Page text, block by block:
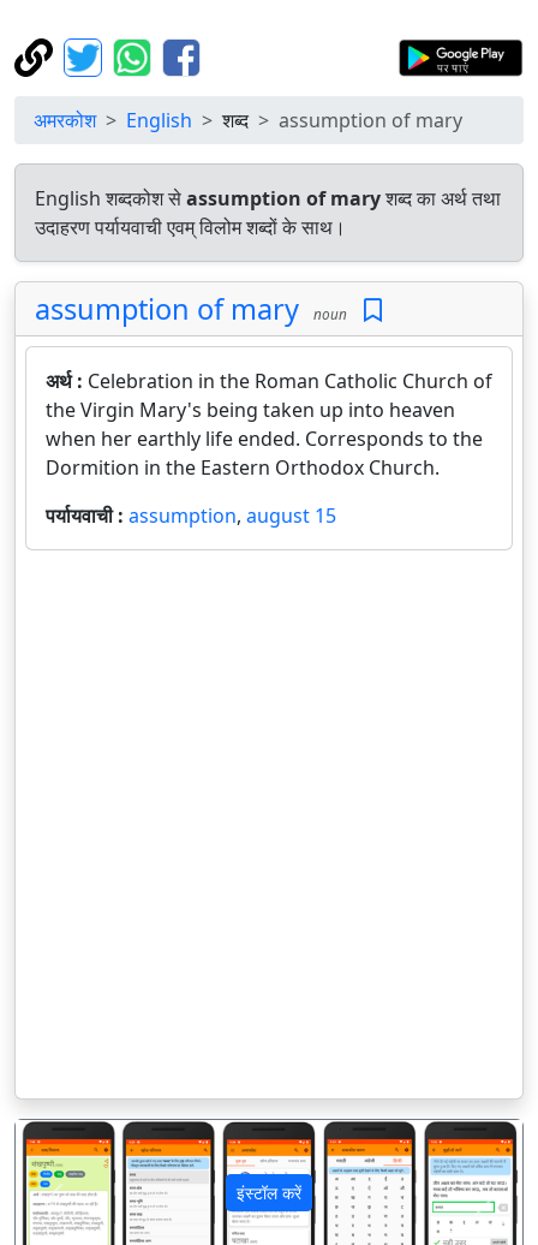
अमरकोश English शब्द assumption of mary
English शब्दकोश सेassumption of maryशब्द का अर्थ तथा
उदाहरण पर्यायवाची एवम् विलोम शब्दों के साथ।
assumption of mary noun
अर्थ : Celebration in the Roman Catholic Church of
the Virgin Mary's being taken up into heaven
when her earthly life ended. Corresponds to the
Dormition in the Eastern Orthodox Church.
पर्यायवाची : assumption, august 15
इंस्टॉल करें
पिछला अगला